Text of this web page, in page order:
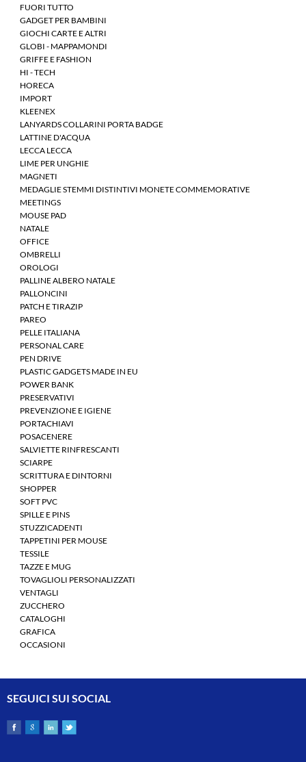
FUORI TUTTO
GADGET PER BAMBINI
GIOCHI CARTE E ALTRI
GLOBI - MAPPAMONDI
GRIFFE E FASHION
HI - TECH
HORECA
IMPORT
KLEENEX
LANYARDS COLLARINI PORTA BADGE
LATTINE D'ACQUA
LECCA LECCA
LIME PER UNGHIE
MAGNETI
MEDAGLIE STEMMI DISTINTIVI MONETE COMMEMORATIVE
MEETINGS
MOUSE PAD
NATALE
OFFICE
OMBRELLI
OROLOGI
PALLINE ALBERO NATALE
PALLONCINI
PATCH E TIRAZIP
PAREO
PELLE ITALIANA
PERSONAL CARE
PEN DRIVE
PLASTIC GADGETS MADE IN EU
POWER BANK
PRESERVATIVI
PREVENZIONE E IGIENE
PORTACHIAVI
POSACENERE
SALVIETTE RINFRESCANTI
SCIARPE
SCRITTURA E DINTORNI
SHOPPER
SOFT PVC
SPILLE E PINS
STUZZICADENTI
TAPPETINI PER MOUSE
TESSILE
TAZZE E MUG
TOVAGLIOLI PERSONALIZZATI
VENTAGLI
ZUCCHERO
CATALOGHI
GRAFICA
OCCASIONI
SEGUICI SUI SOCIAL